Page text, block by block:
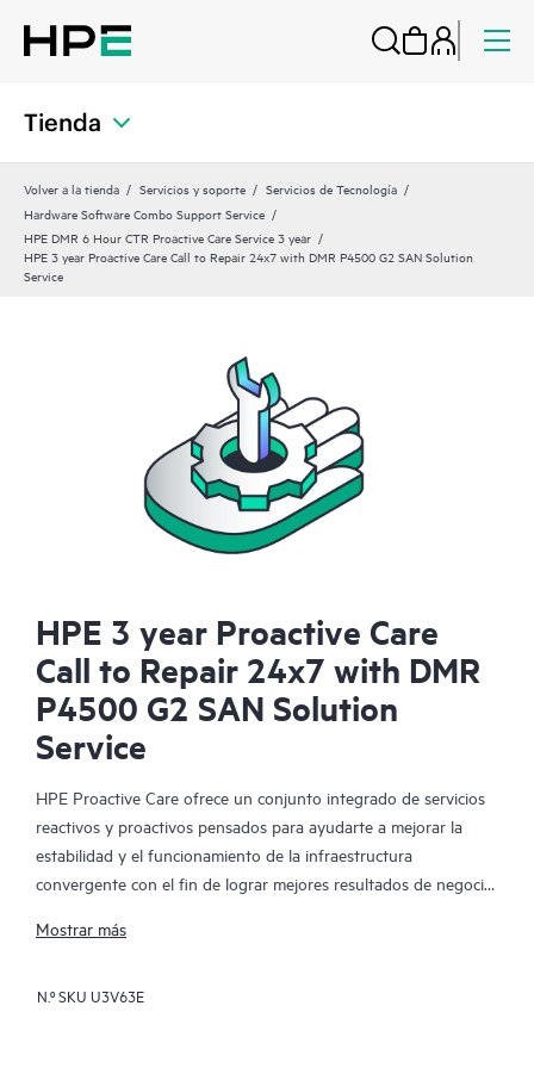
Tienda
Volver a la tienda Servicios y soporte
Servicios de Tecnología
Hardware Software Combo Support Service
HPE DMR 6 Hour CTR Proactive Care Service 3 year
HPE 3 year Proactive Care Call to Repair 24x7 with DMR P4500 G2 SAN Solution
Service
HPE 3 year Proactive Care
Call to Repair 24x7 with DMR
P4500 G2 SAN Solution
Service
HPE Proactive Care ofrece un conjunto integrado de servicios
reactivos y proactivos pensados para ayudarte a mejorar la
estabilidad y el funcionamiento de la infraestructura
convergente con el fin de lograr mejores resultados de negocio.
componentes deben trabajar en conjunto y de manera
para dar soporte a los dispositivos presentes en estos
Mostrar más
N.º SKU U3V63E